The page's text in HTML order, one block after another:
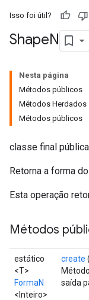
Isso foi útil?
ShapeN
Nesta página
Métodos públicos
Métodos Herdados
Métodos públicos
classe final pública
Retorna a forma
Esta operação
Métodos
estático
<T>
FormaN
<Inteiro>
create (
saída